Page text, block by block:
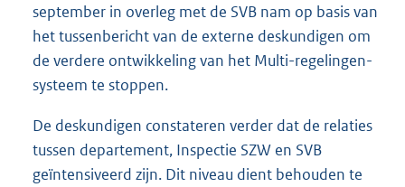
september in overleg met de SVB nam op basis van
het tussenbericht van de externe deskundigen om
de verdere ontwikkeling van het Multi-regelingen-
systeem te stoppen.
De deskundigen constateren verder dat de relaties
tussen departement, Inspectie SZW en SVB
geïntensiveerd zijn. Dit niveau dient behouden te